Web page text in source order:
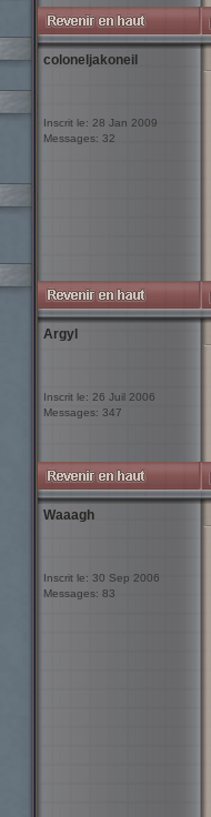
coloneljakoneil
Inscrit le: 28 Jan 2009
Messages: 32
Argyl
Inscrit le: 26 Juil 2006
Messages: 347
Waaagh
Inscrit le: 30 Sep 2006
Messages: 83